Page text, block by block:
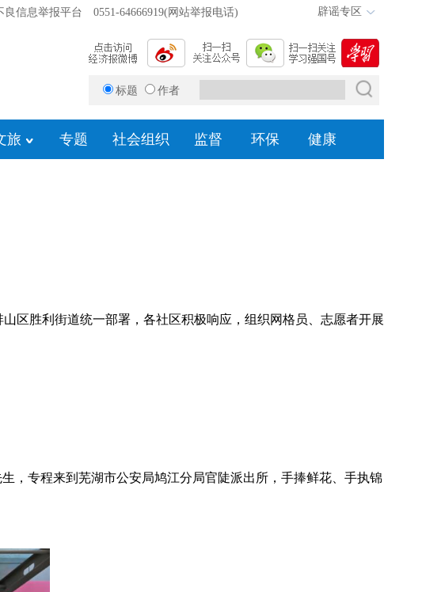
良信息举报平台 0551-64666919(网站举报电话) 辟谣专区
标题 作者
旅 专题 社会组织 监督 环保 健康
区胜利街道统一部署，各社区积极响应，组织网格员、志愿者开展
，专程来到芜湖市公安局鸠江分局官陡派出所，手捧鲜花、手执锦